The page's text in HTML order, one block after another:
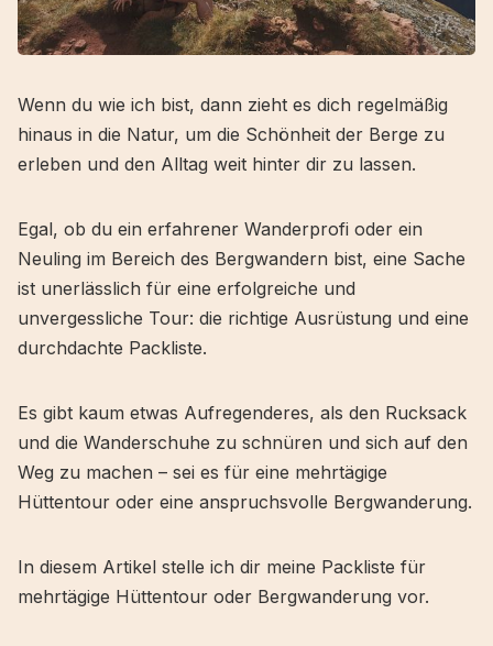
Wenn du wie ich bist, dann zieht es dich regelmäßig
hinaus in die Natur, um die Schönheit der Berge zu
erleben und den Alltag weit hinter dir zu lassen.
Egal, ob du ein erfahrener Wanderprofi oder ein
Neuling im Bereich des Bergwandern bist, eine Sache
ist unerlässlich für eine erfolgreiche und
unvergessliche Tour: die richtige Ausrüstung und eine
durchdachte Packliste.
Es gibt kaum etwas Aufregenderes, als den Rucksack
und die Wanderschuhe zu schnüren und sich auf den
Weg zu machen – sei es für eine mehrtägige
Hüttentour oder eine anspruchsvolle Bergwanderung.
In diesem Artikel stelle ich dir meine Packliste für
mehrtägige Hüttentour oder Bergwanderung vor.